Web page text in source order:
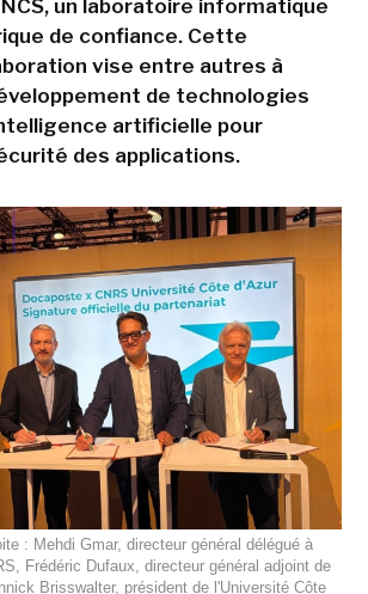
un laboratoire informatique
de confiance. Cette
vise entre autres à
de technologies
artificielle pour
des applications.
: Mehdi Gmar, directeur général délégué à
Frédéric Dufaux, directeur général adjoint de
Brisswalter, président de l'Université Côte